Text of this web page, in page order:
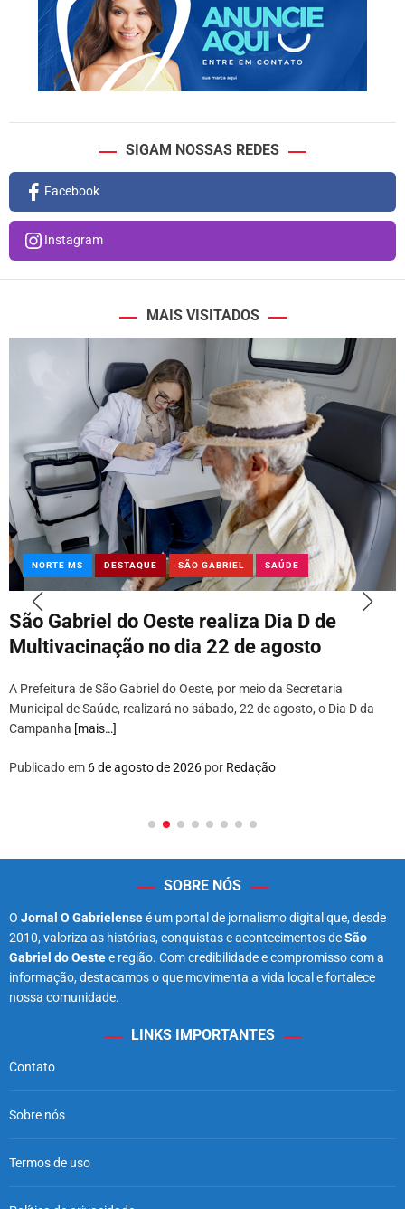
SIGAM NOSSAS REDES
Facebook
Instagram
MAIS VISITADOS
NORTE MS DESTAQUE SÃO GABRIEL SAÚDE
São Gabriel do Oeste realiza Dia D de
Multivacinação no dia 22 de agosto
A Prefeitura de São Gabriel do Oeste, por meio da Secretaria
Municipal de Saúde, realizará no sábado, 22 de agosto, o Dia D da
Campanha [mais…]
Publicado em 6 de agosto de 2026 por Redação
SOBRE NÓS
O Jornal O Gabrielenseé um portal de jornalismo digital que, desde
2010, valoriza as histórias, conquistas e acontecimentos deSão
Gabriel do Oestee região. Com credibilidade e compromisso com a
informação, destacamos o que movimenta a vida local e fortalece
nossa comunidade.
LINKS IMPORTANTES
Contato
Sobre nós
Termos de uso